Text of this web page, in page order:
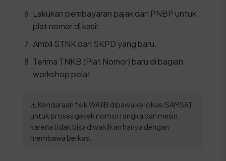
Lakukan pembayaran pajak dan PNBP untuk
plat nomor di kasir.
Ambil STNK dan SKPD yang baru.
Terima TNKB (Plat Nomor) baru di bagian
workshop pelat.
⚠️ Kendaraan fisik WAJIB dibawa ke lokasi SAMSAT
untuk proses gesek nomor rangka dan mesin,
karena tidak bisa diwakilkan hanya dengan
membawa berkas.